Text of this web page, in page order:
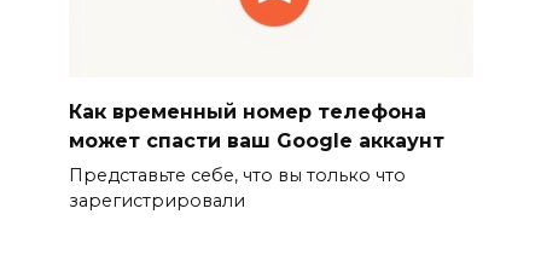
Как временный номер телефона
может спасти ваш Google аккаунт
Представьте себе, что вы только что
зарегистрировали